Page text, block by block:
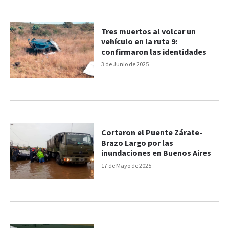
3 de Junio de 2025
Tres muertos al volcar un
vehículo en la ruta 9:
confirmaron las identidades
17 de Mayo de 2025
Cortaron el Puente Zárate-
Brazo Largo por las
inundaciones en Buenos Aires